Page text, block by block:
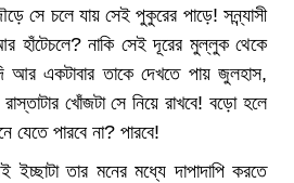
সে চলে যায় সেই পুকুরের পাড়ে! সন্ন্যাসী
হাঁটেচলে? নাকি সেই দূরের মুল্লুক থেকে
একটাবার তাকে দেখতে পায় জুলহাস,
খোঁজটা সে নিয়ে রাখবে! বড়ো হলে
পারবে না? পারবে!
তার মনের মধ্যে দাপাদাপি করতে